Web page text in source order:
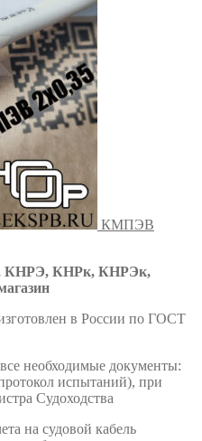
КМПЭВ
КНРЭ, КНРк, КНРЭк,
в России по ГОСТ
необходимые документы:
испытаний), при
Судоходства
на судовой кабель